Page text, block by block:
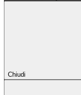
Chiudi